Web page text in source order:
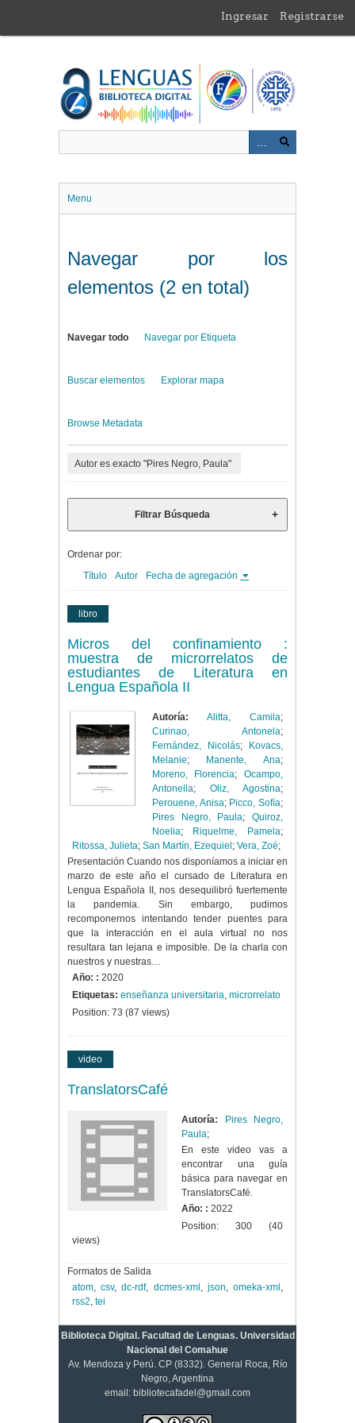
contenido
Ingresar Registrarse
Menu
Navegar por los
elementos (2 en total)
Navegar todo Navegar por Etiqueta
Buscar elementos Explorar mapa
Browse Metadata
Autor es exacto "Pires Negro, Paula"
Filtrar Búsqueda
Ordenar por:
Título
Autor Fecha de agregación
libro
Micros del confinamiento :
muestra de microrrelatos de
estudiantes de Literatura en
Lengua Española II
Autoría: Alitta, Camila;
Curinao, Antonela;
Fernández, Nicolás;
Kovacs,
Melanie; Manente, Ana;
Moreno, Florencia;Ocampo,
Antonella; Oliz, Agostina;
Perouene, Anisa; Picco, Sofía;
Pires Negro, Paula;Quiroz,
Noelia; Riquelme, Pamela;
Ritossa, Julieta; San Martín, Ezequiel ; Vera, Zoé;
Presentación Cuando nos disponíamos a iniciar en
marzo de este año el cursado de Literatura en
Lengua Española II, nos desequilibró fuertemente
la pandemia. Sin embargo, pudimos
recomponernos intentando tender puentes para
que la interacción en el aula virtual no nos
resultara tan lejana e imposible. De la charla con
nuestros y nuestras…
Año: : 2020
Etiquetas: enseñanza universitaria, microrrelato
Position: 73 (87 views)
video
TranslatorsCafé
Autoría:
Pires Negro,
Paula;
En este video vas a
encontrar una guía
básica para navegar en
TranslatorsCafé.
Año: : 2022
Position: 300 (40
views)
Formatos de Salida
atom,csv,dc-rdf, dcmes-xml , json,omeka-xml ,
rss2, tei
Biblioteca Digital. Facultad de Lenguas. Universidad
Nacional del Comahue
Av. Mendoza y Perú. CP (8332). General Roca, Río
Negro, Argentina
email: bibliotecafadel@gmail.com